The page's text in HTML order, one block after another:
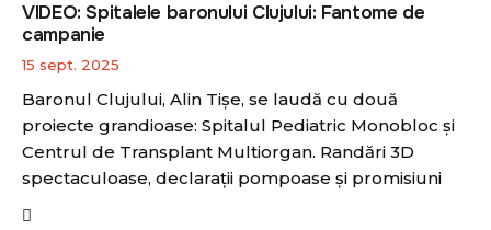
VIDEO: Spitalele baronului Clujului: Fantome de
campanie
15 sept. 2025
Baronul Clujului, Alin Tișe, se laudă cu două
proiecte grandioase: Spitalul Pediatric Monobloc și
Centrul de Transplant Multiorgan. Randări 3D
spectaculoase, declarații pompoase și promisiuni